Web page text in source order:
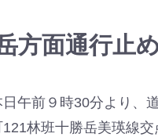
方面通行止
午前９時30分より、
林班十勝岳美瑛線